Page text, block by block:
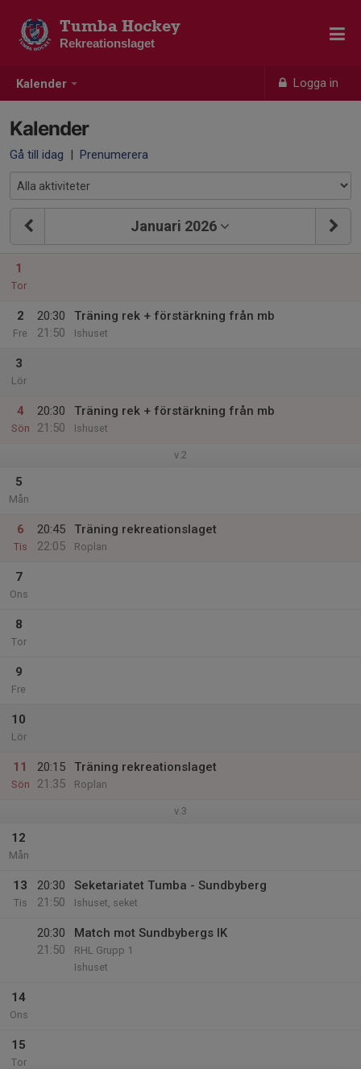
Kalender Logga in
Tumba Hockey
Rekreationslaget
Kalender
Gå till idag | Prenumerera
Januari 2026
1
Tor
2
Fre
20:30
21:50
Träning rek + förstärkning från mb
Ishuset
3
Lör
4
Sön
20:30
21:50
Träning rek + förstärkning från mb
Ishuset
v.2
5
Mån
6
Tis
20:45
22:05
Träning rekreationslaget
Roplan
7
Ons
8
Tor
9
Fre
10
Lör
11
Sön
20:15
21:35
Träning rekreationslaget
Roplan
v.3
12
Mån
13
Tis
20:30
21:50
Seketariatet Tumba - Sundbyberg
Ishuset, seket
20:30
21:50
Match mot Sundbybergs IK
RHL Grupp 1
Ishuset
14
Ons
15
Tor